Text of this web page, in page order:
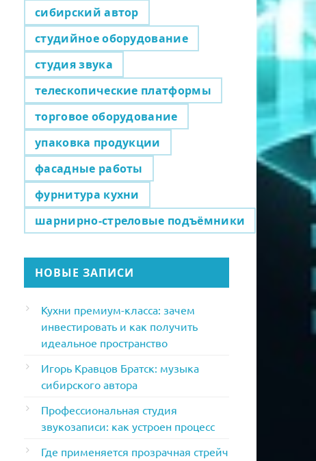
сибирский автор
студийное оборудование
студия звука
телескопические платформы
торговое оборудование
упаковка продукции
фасадные работы
фурнитура кухни
шарнирно-стреловые подъёмники
НОВЫЕ ЗАПИСИ
Кухни премиум-класса: зачем
инвестировать и как получить
идеальное пространство
Игорь Кравцов Братск: музыка
сибирского автора
Профессиональная студия
звукозаписи: как устроен процесс
Где применяется прозрачная стрейч